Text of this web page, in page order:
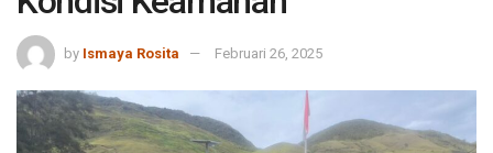
by Ismaya Rosita Februari 26, 2025